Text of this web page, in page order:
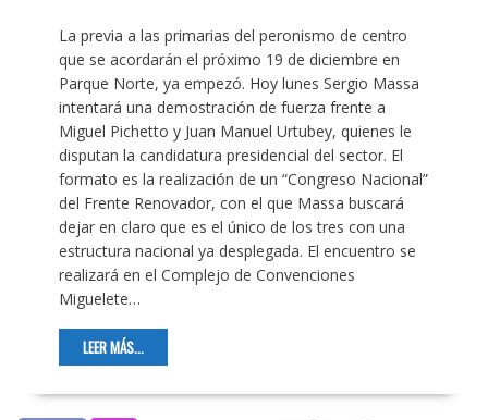
La previa a las primarias del peronismo de centro
que se acordarán el próximo 19 de diciembre en
Parque Norte, ya empezó. Hoy lunes Sergio Massa
intentará una demostración de fuerza frente a
Miguel Pichetto y Juan Manuel Urtubey, quienes le
disputan la candidatura presidencial del sector. El
formato es la realización de un “Congreso Nacional”
del Frente Renovador, con el que Massa buscará
dejar en claro que es el único de los tres con una
estructura nacional ya desplegada. El encuentro se
realizará en el Complejo de Convenciones
Miguelete…
LEER MÁS...